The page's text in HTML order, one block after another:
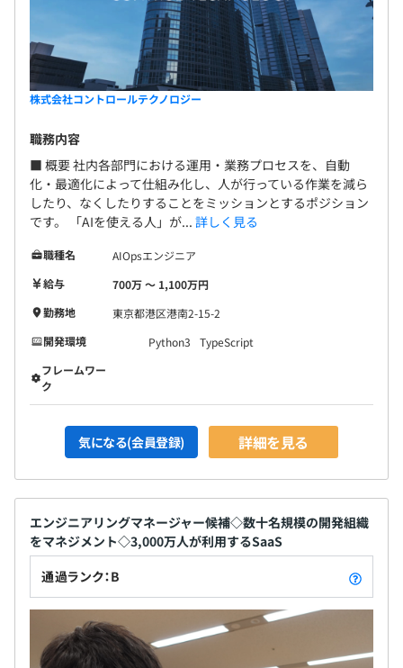
株式会社コントロールテクノロジー
職務内容
■ 概要 社内各部門における運用・業務プロセスを、自動
化・最適化によって仕組み化し、人が行っている作業を減ら
したり、なくしたりすることをミッションとするポジション
です。 「AIを使える人」が... 詳しく見る
職種名
AIOpsエンジニア
給与
700万 〜 1,100万円
勤務地
東京都港区港南2-15-2
開発環境
Python3
TypeScript
フレームワー
ク
気になる(会員登録) 詳細を見る
エンジニアリングマネージャー候補◇数十名規模の開発組織
をマネジメント◇3,000万人が利用するSaaS
通過ランク：B